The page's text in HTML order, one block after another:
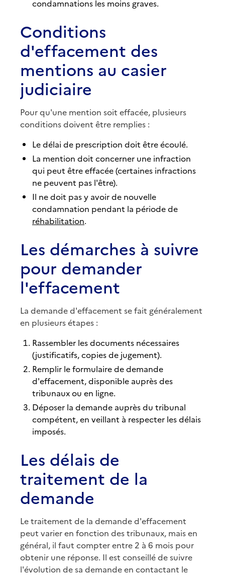
condamnations les moins graves.
Conditions
d'effacement des
mentions au casier
judiciaire
Pour qu'une mention soit effacée, plusieurs
conditions doivent être remplies :
Le délai de prescription doit être écoulé.
La mention doit concerner une infraction
qui peut être effacée (certaines infractions
ne peuvent pas l'être).
Il ne doit pas y avoir de nouvelle
condamnation pendant la période de
réhabilitation.
Les démarches à suivre
pour demander
l'effacement
La demande d'effacement se fait généralement
en plusieurs étapes :
Rassembler les documents nécessaires
(justificatifs, copies de jugement).
Remplir le formulaire de demande
d'effacement, disponible auprès des
tribunaux ou en ligne.
Déposer la demande auprès du tribunal
compétent, en veillant à respecter les délais
imposés.
Les délais de
traitement de la
demande
Le traitement de la demande d'effacement
peut varier en fonction des tribunaux, mais en
général, il faut compter entre 2 à 6 mois pour
obtenir une réponse. Il est conseillé de suivre
l'évolution de sa demande en contactant le